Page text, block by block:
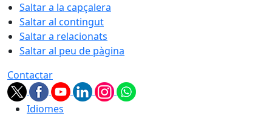
Saltar a la capçalera
Saltar al contingut
Saltar a relacionats
Saltar al peu de pàgina
Contactar
Idiomes